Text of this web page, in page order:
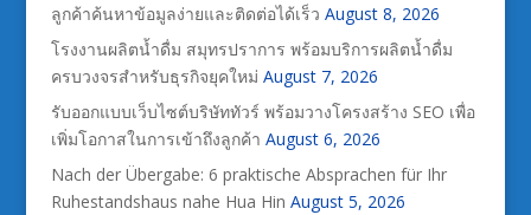
ลูกค้าค้นหาข้อมูลง่ายและติดต่อได้เร็ว August 8, 2026
โรงงานผลิตน้ำดื่ม สมุทรปราการ พร้อมบริการผลิตน้ำดื่ม
ครบวงจรสำหรับธุรกิจยุคใหม่ August 7, 2026
รับออกแบบเว็บไซต์บริษัททัวร์ พร้อมวางโครงสร้าง SEO เพื่อ
เพิ่มโอกาสในการเข้าถึงลูกค้า August 6, 2026
Nach der Übergabe: 6 praktische Absprachen für Ihr
Ruhestandshaus nahe Hua Hin August 5, 2026